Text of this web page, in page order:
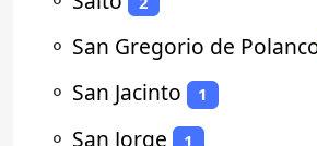
⚬ San Gregorio de
⚬ San Jacinto 1
⚬ San Jorge 1